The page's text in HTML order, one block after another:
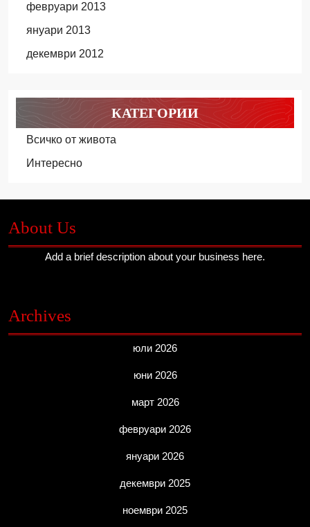
февруари 2013
януари 2013
декември 2012
КАТЕГОРИИ
Всичко от живота
Интересно
About Us
Add a brief description about your business here.
Archives
юли 2026
юни 2026
март 2026
февруари 2026
януари 2026
декември 2025
ноември 2025